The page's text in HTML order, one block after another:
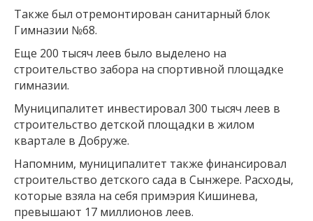
Также был отремонтирован санитарный блок
Гимназии №68.
Еще 200 тысяч леев было выделено на
строительство забора на спортивной площадке
гимназии.
Муниципалитет инвестировал 300 тысяч леев в
строительство детской площадки в жилом
квартале в Добруже.
Напомним, муниципалитет также финансировал
строительство детского сада в Сынжере. Расходы,
которые взяла на себя примэрия Кишинева,
превышают 17 миллионов леев.